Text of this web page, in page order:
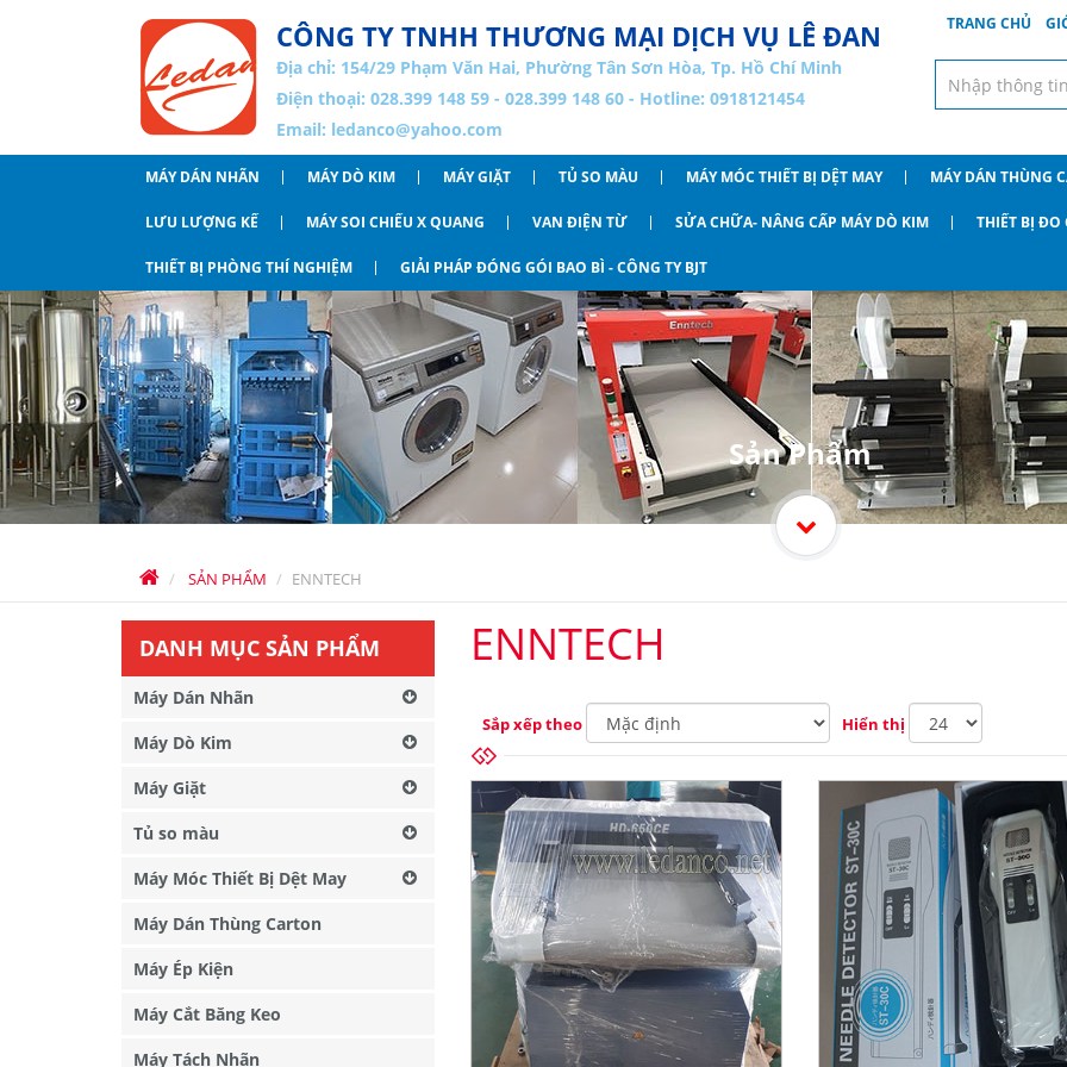
CÔNG TY TNHH THƯƠNG MẠI DỊCH VỤ LÊ ĐAN
Địa chỉ: 154/29 Phạm Văn Hai, Phường Tân Sơn Hòa, Tp. Hồ Chí Minh
Điện thoại: 028.399 148 59 - 028.399 148 60 - Hotline: 0918121454
Email: ledanco@yahoo.com
TRANG CHỦ
MÁY DÁN NHÃN MÁY DÒ KIM MÁY GIẶT TỦ SO MÀU MÁY MÓC THIẾT BỊ DỆT MAY MÁY DÁN THÙNG
LƯU LƯỢNG KẾ MÁY SOI CHIẾU X QUANG VAN ĐIỆN TỪ SỬA CHỮA- NÂNG CẤP MÁY DÒ KIM THIẾT BỊ ĐO
THIẾT BỊ PHÒNG THÍ NGHIỆM GIẢI PHÁP ĐÓNG GÓI BAO BÌ - CÔNG TY BJT
SẢN PHẨM ENNTECH
Sản Phẩm
ENNTECH
Sắp xếp theo Hiển thị
DANH MỤC SẢN PHẨM
Máy Dán Nhãn
Máy Dò Kim
Máy Giặt
Tủ so màu
Máy Móc Thiết Bị Dệt May
Máy Dán Thùng Carton
Máy Ép Kiện
Máy Cắt Băng Keo
Máy Tách Nhãn